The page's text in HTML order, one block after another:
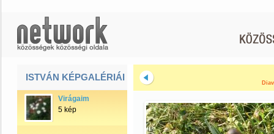
ISTVÁN KÉPGALÉRIÁI
Virágaim
5 kép